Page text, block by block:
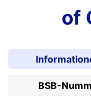
of
BSB-